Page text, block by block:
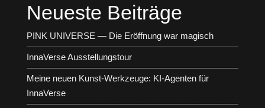
Neueste Beiträge
PINK UNIVERSE — Die Eröffnung war magisch
InnaVerse Ausstellungstour
Meine neuen Kunst-Werkzeuge: KI-Agenten für
InnaVerse